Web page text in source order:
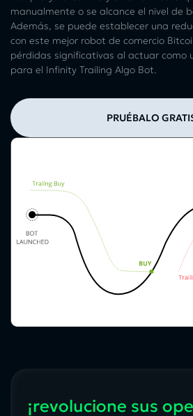
manualmente o se alcance el nivel de
Además, se puede establecer una
con este mejor robot de comercio
pérdidas significativas al actuar como
para el Infinity Trailing Algo Bot.
PRUÉBALO
¡revolucione sus